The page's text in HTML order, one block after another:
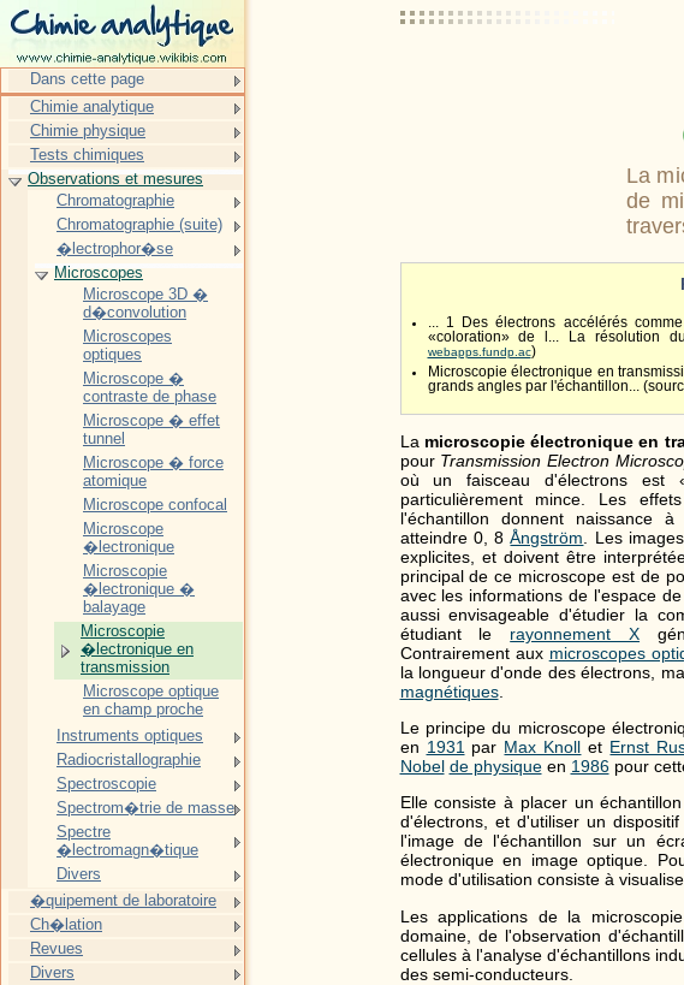
La
de
... 1 Des électrons accélérés
«coloration» de l... La résolution
webapps.fundp.ac)
Microscopie électronique en
grands angles par l'échantillon...
La microscopie électronique en
pour Transmission Electron
où un faisceau d'électrons est
particulièrement mince. Les
l'échantillon donnent naissance
atteindre 0, 8Ångström . Les
explicites, et doivent être
principal de ce microscope est de
avec les informations de l'espace
aussi envisageable d'étudier la
étudiant le rayonnement X
Contrairement aux microscopes
la longueur d'onde des électrons,
magnétiques.
Le principe du microscope
en 1931 par Max Knoll et Ernst
Nobel de physiqueen 1986pour
Elle consiste à placer un
d'électrons, et d'utiliser un
l'image de l'échantillon sur un
électronique en image optique.
mode d'utilisation consiste à
Les applications de la
domaine, de l'observation
cellules à l'analyse d'échantillons
des semi-conducteurs.
Dans cette page
Chimie analytique
Chimie physique
Tests chimiques
Observations et mesures
Chromatographie
Chromatographie (suite)
�lectrophor�se
Microscopes
Microscope 3D �
d�convolution
Microscopes
optiques
Microscope �
contraste de phase
Microscope � effet
tunnel
Microscope � force
atomique
Microscope confocal
Microscope
�lectronique
Microscopie
�lectronique �
balayage
Microscopie
�lectronique en
transmission
Microscope optique
en champ proche
Instruments optiques
Radiocristallographie
Spectroscopie
Spectrom�trie de masse
Spectre
�lectromagn�tique
Divers
�quipement de laboratoire
Ch�lation
Revues
Divers